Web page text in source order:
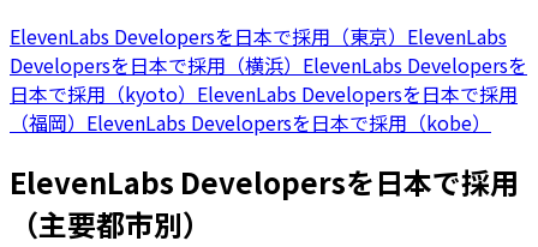
ElevenLabs Developersを日本で採用（東京） ElevenLabs
Developersを日本で採用（横浜） ElevenLabs Developersを
日本で採用（kyoto） ElevenLabs Developersを日本で採用
（福岡） ElevenLabs Developersを日本で採用（kobe）
ElevenLabs Developersを日本で採用
（主要都市別）